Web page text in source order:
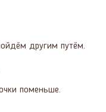
другим путём.
поменьше.